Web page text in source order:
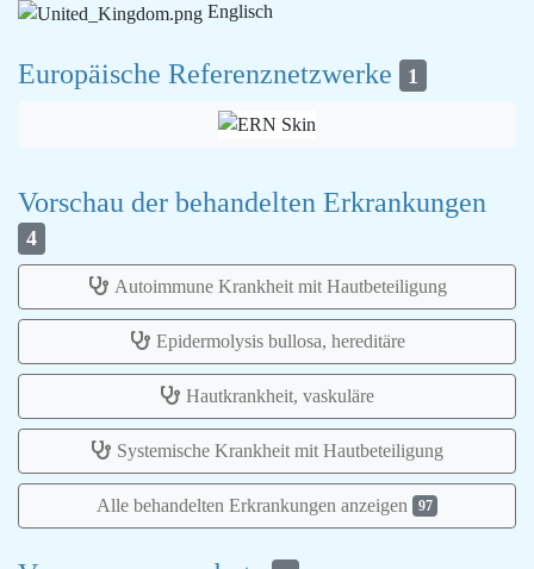
Englisch
Europäische Referenznetzwerke 1
Vorschau der behandelten Erkrankungen
4
Autoimmune Krankheit mit Hautbeteiligung
Epidermolysis bullosa, hereditäre
Hautkrankheit, vaskuläre
Systemische Krankheit mit Hautbeteiligung
Alle behandelten Erkrankungen anzeigen 97